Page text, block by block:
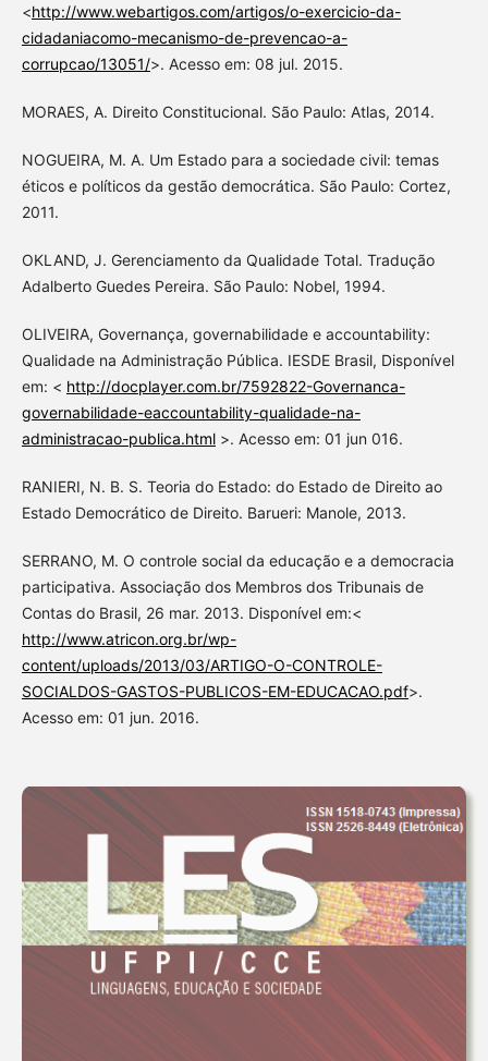
<http://www.webartigos.com/artigos/o-exercicio-da-
cidadaniacomo-mecanismo-de-prevencao-a-
corrupcao/13051/>. Acesso em: 08 jul. 2015.
MORAES, A. Direito Constitucional. São Paulo: Atlas, 2014.
NOGUEIRA, M. A. Um Estado para a sociedade civil: temas
éticos e políticos da gestão democrática. São Paulo: Cortez,
2011.
OKLAND, J. Gerenciamento da Qualidade Total. Tradução
Adalberto Guedes Pereira. São Paulo: Nobel, 1994.
OLIVEIRA, Governança, governabilidade e accountability:
Qualidade na Administração Pública. IESDE Brasil, Disponível
em: < http://docplayer.com.br/7592822-Governanca-
governabilidade-eaccountability-qualidade-na-
administracao-publica.html>. Acesso em: 01 jun 016.
RANIERI, N. B. S. Teoria do Estado: do Estado de Direito ao
Estado Democrático de Direito. Barueri: Manole, 2013.
SERRANO, M. O controle social da educação e a democracia
participativa. Associação dos Membros dos Tribunais de
Contas do Brasil, 26 mar. 2013. Disponível em:<
http://www.atricon.org.br/wp-
content/uploads/2013/03/ARTIGO-O-CONTROLE-
SOCIALDOS-GASTOS-PUBLICOS-EM-EDUCACAO.pdf>.
Acesso em: 01 jun. 2016.